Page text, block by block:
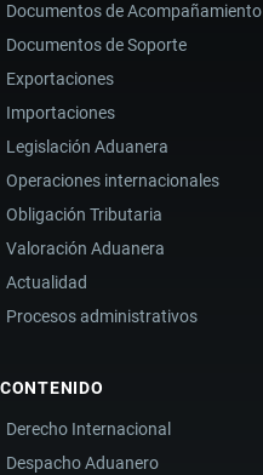
Documentos de Acompañamiento
Documentos de Soporte
Exportaciones
Importaciones
Legislación Aduanera
Operaciones internacionales
Obligación Tributaria
Valoración Aduanera
Actualidad
Procesos administrativos
CONTENIDO
Derecho Internacional
Despacho Aduanero